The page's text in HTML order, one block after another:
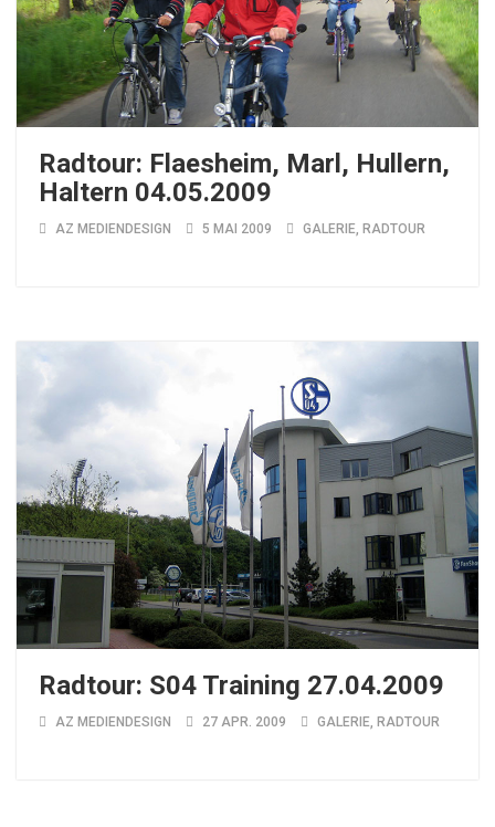
Radtour: Flaesheim, Marl, Hullern,
Haltern 04.05.2009
AZ MEDIENDESIGN 5 MAI 2009 GALERIE RADTOUR
Radtour: S04 Training 27.04.2009
AZ MEDIENDESIGN 27 APR. 2009 GALERIE, RADTOUR